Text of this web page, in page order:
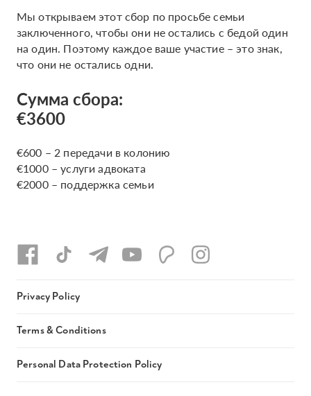
Мы открываем этот сбор по просьбе семьи
заключенного, чтобы они не остались с бедой один
на один. Поэтому каждое ваше участие – это знак,
что они не остались одни.
Сумма сбора:
€3600
€600 – 2 передачи в колонию
€1000 – услуги адвоката
€2000 – поддержка семьи
Privacy Policy
Terms & Conditions
Personal Data Protection Policy